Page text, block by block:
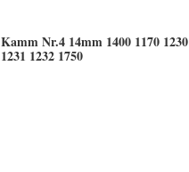
Kamm Nr.4 14mm 1400 1170 1230
1231 1232 1750